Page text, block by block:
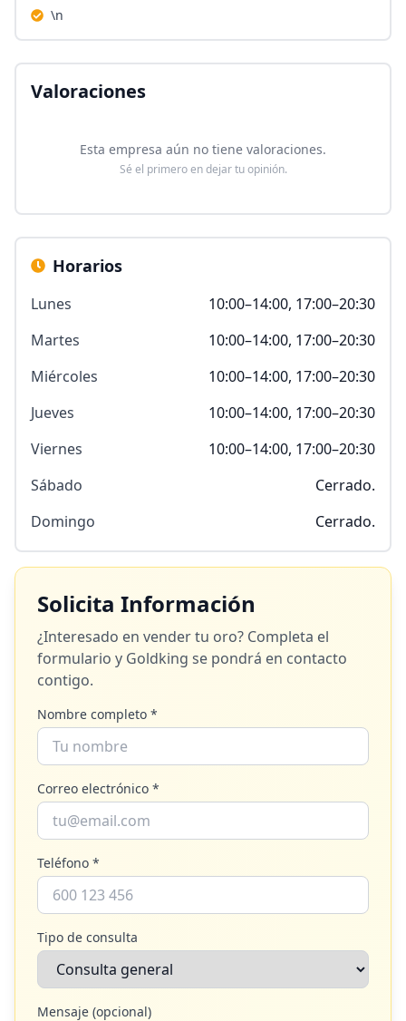
\n
Valoraciones
Esta empresa aún no tiene valoraciones.
Sé el primero en dejar tu opinión.
Horarios
Lunes
10:00–14:00, 17:00–20:30
Martes
10:00–14:00, 17:00–20:30
Miércoles
10:00–14:00, 17:00–20:30
Jueves
10:00–14:00, 17:00–20:30
Viernes
10:00–14:00, 17:00–20:30
Sábado
Cerrado.
Domingo
Cerrado.
Solicita Información
¿Interesado en vender tu oro? Completa el
formulario y Goldking se pondrá en contacto
contigo.
Nombre completo *
Correo electrónico *
Teléfono *
Tipo de consulta
Mensaje (opcional)